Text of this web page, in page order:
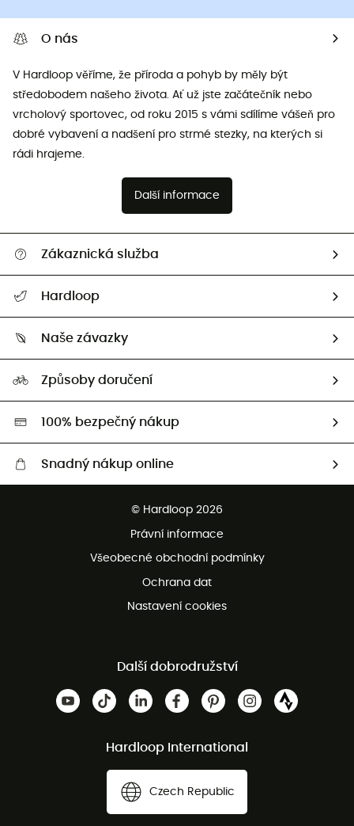
O nás
V Hardloop věříme, že příroda a pohyb by měly být
středobodem našeho života. Ať už jste začátečník nebo
vrcholový sportovec, od roku 2015 s vámi sdílíme vášeň pro
dobré vybavení a nadšení pro strmé stezky, na kterých si
rádi hrajeme.
Další informace
Zákaznická služba
Vrácení zboží a peněz
Hardloop
Naši Ambasadoři
Naše závazky
HardGreen
Způsoby doručení
100% bezpečný nákup
Snadný nákup online
Bezplatná zákaznická služba
© Hardloop 2026
Právní informace
Všeobecné obchodní podmínky
Ochrana dat
Nastavení cookies
Další dobrodružství
Hardloop International
Czech Republic